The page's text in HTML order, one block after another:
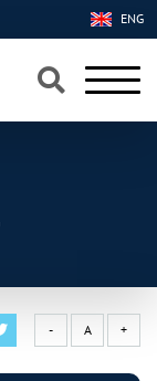
×
×
ENG
- A +